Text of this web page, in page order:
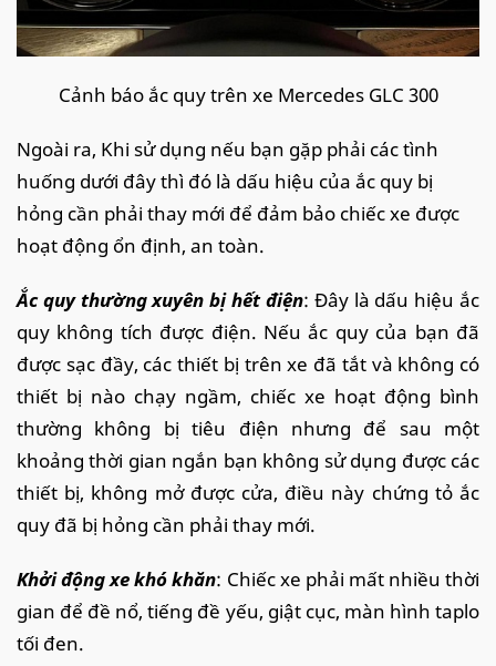
Cảnh báo ắc quy trên xe Mercedes GLC 300
Ngoài ra, Khi sử dụng nếu bạn gặp phải các tình
huống dưới đây thì đó là dấu hiệu của ắc quy bị
hỏng cần phải thay mới để đảm bảo chiếc xe được
hoạt động ổn định, an toàn.
Ắc quy thường xuyên bị hết điện: Đây là dấu hiệu ắc
quy không tích được điện. Nếu ắc quy của bạn đã
được sạc đầy, các thiết bị trên xe đã tắt và không có
thiết bị nào chạy ngầm, chiếc xe hoạt động bình
thường không bị tiêu điện nhưng để sau một
khoảng thời gian ngắn bạn không sử dụng được các
thiết bị, không mở được cửa, điều này chứng tỏ ắc
quy đã bị hỏng cần phải thay mới.
Khởi động xe khó khăn: Chiếc xe phải mất nhiều thời
gian để đề nổ, tiếng đề yếu, giật cục, màn hình taplo
tối đen.